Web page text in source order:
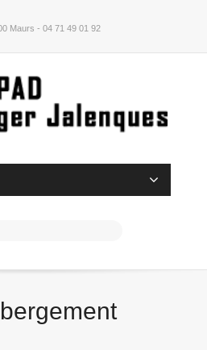
Maurs - 04 71 49 01 92